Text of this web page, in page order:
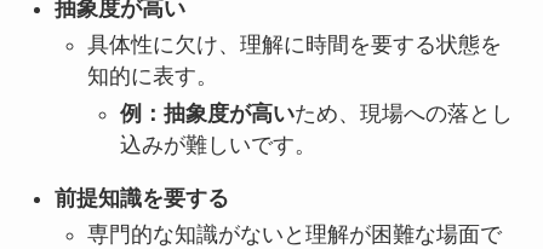
抽象度が高い
具体性に欠け、理解に時間を要する状態を
知的に表す。
例：抽象度が高いため、現場への落とし
込みが難しいです。
前提知識を要する
専門的な知識がないと理解が困難な場面で